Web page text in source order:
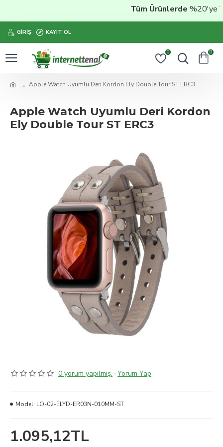
Tüm Ürünlerde%20'ye
GIRIŞ KAYIT OL
0 0
Apple Watch Uyumlu Deri Kordon Ely Double Tour ST ERC3
Apple Watch Uyumlu Deri Kordon
Ely Double Tour ST ERC3
0 yorum yapılmış. -Yorum Yap
1.095,12TL
Model: LO-02-ELYD-ER03N-010MM-ST